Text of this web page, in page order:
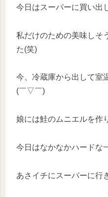
今日はスーパーに買い出
私だけのための美味しそ
た(笑)
今、冷蔵庫から出して室
(￣▽￣)
娘には鮭のムニエルを作
今日はなかなかハードな
あさイチにスーパーに行